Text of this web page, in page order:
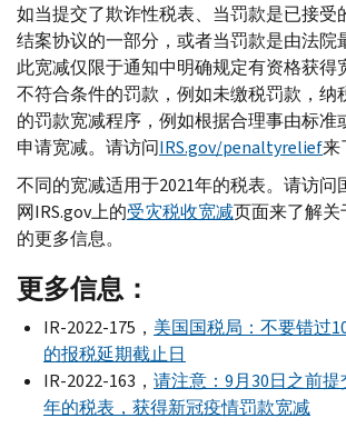
如当提交了欺诈性税表、当罚款是已接受
结案协议的一部分，或者当罚款是由法院
此宽减仅限于通知中明确规定有资格获得
不符合条件的罚款，例如未缴税罚款，纳
的罚款宽减程序，例如根据合理事由标准
申请宽减。请访问IRS.gov/penaltyrelief来
不同的宽减适用于2021年的税表。请访问
网IRS.gov上的受灾税收宽减页面来了解关
的更多信息。
更多信息：
IR-2022-175， 美国国税局：不要错过
的报税延期截止日
IR-2022-163， 请注意：9月30日之前提
年的税表，获得新冠疫情罚款宽减